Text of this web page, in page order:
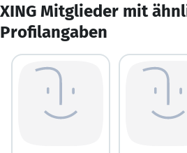
XING Mitglieder mit
Profilangaben